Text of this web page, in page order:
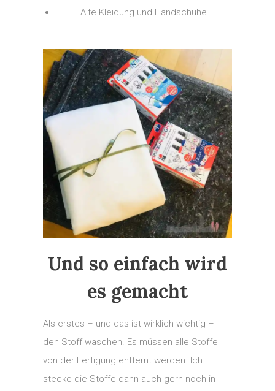
Alte Kleidung und Handschuhe
Und so einfach wird
es gemacht
Als erstes – und das ist wirklich wichtig –
den Stoff waschen. Es müssen alle Stoffe
von der Fertigung entfernt werden. Ich
stecke die Stoffe dann auch gern noch in